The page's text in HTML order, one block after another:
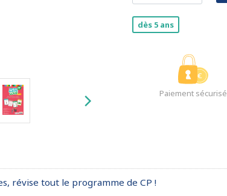
dès 5 ans
Paiement sécurisé
révise tout le programme de CP !